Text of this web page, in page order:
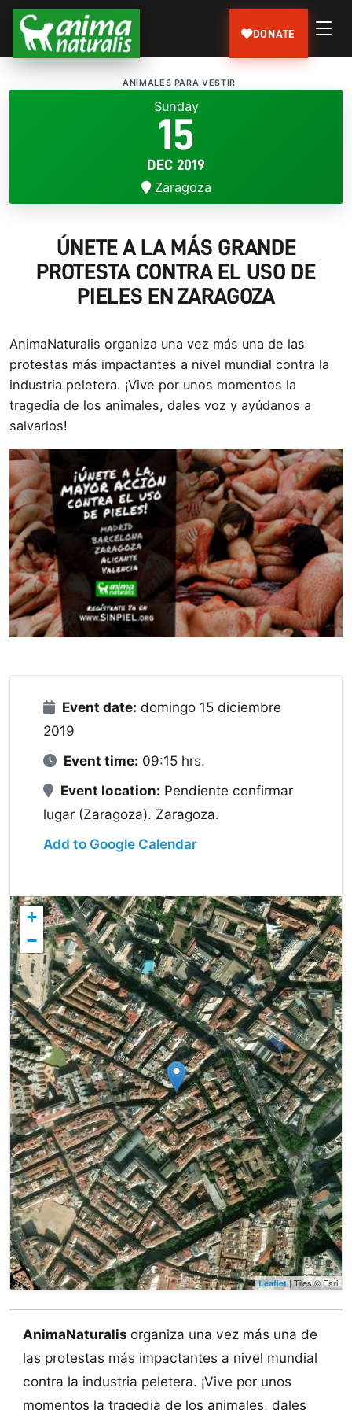
DONATE
ANIMALES PARA VESTIR
Sunday
15
DEC 2019
Zaragoza
ÚNETE A LA MÁS GRANDE
PROTESTA CONTRA EL USO DE
PIELES EN ZARAGOZA
AnimaNaturalis organiza una vez más una de las
protestas más impactantes a nivel mundial contra la
industria peletera. ¡Vive por unos momentos la
tragedia de los animales, dales voz y ayúdanos a
salvarlos!
Event date: domingo 15 diciembre
2019
Event time: 09:15 hrs.
Event location: Pendiente confirmar
lugar (Zaragoza). Zaragoza.
Add to Google Calendar
+
−
Leaflet| Tiles © Esri
AnimaNaturalis organiza una vez más una de
las protestas más impactantes a nivel mundial
contra la industria peletera. ¡Vive por unos
momentos la tragedia de los animales, dales